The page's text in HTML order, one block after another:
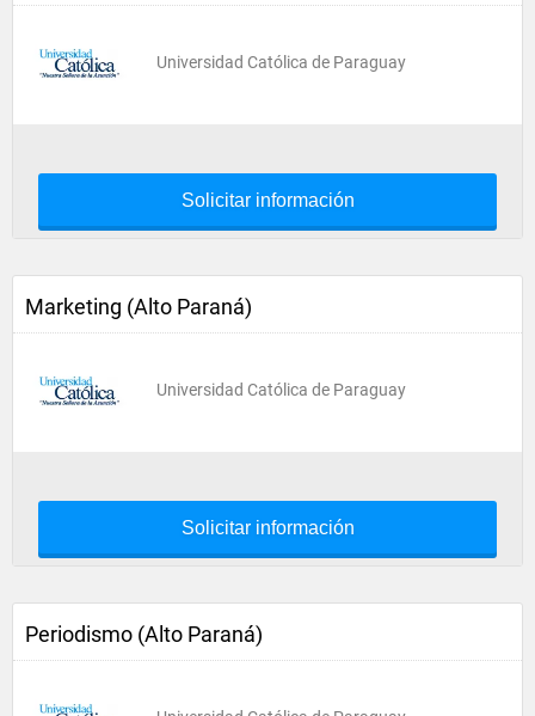
Universidad Católica de Paraguay
Solicitar información
Marketing (Alto Paraná)
Universidad Católica de Paraguay
Solicitar información
Periodismo (Alto Paraná)